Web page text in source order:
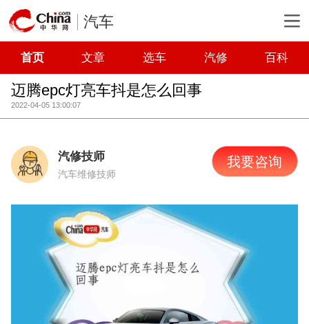
汽车
首页 文章 选车 汽修 百科
迈腾epc灯亮车抖是怎么回事
2022-04-05 13:00:07
汽修技师
汽车维修技师
我要咨询